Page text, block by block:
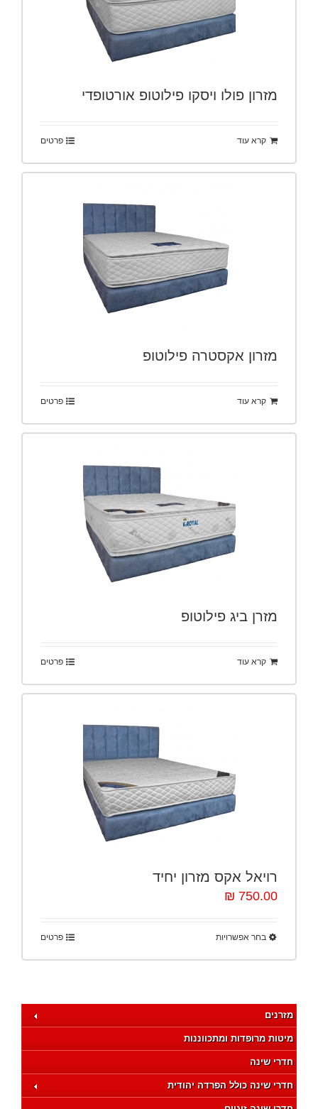
מזרון פולו ויסקו פילוטופ אורטופדי
קרא עוד פרטים
מזרון אקסטרה פילוטופ
קרא עוד פרטים
מזרן ביג פילוטופ
קרא עוד פרטים
רויאל אקס מזרון יחיד
750.00 ₪
בחר אפשרויות פרטים
מזרנים
מיטות מרופדות ומתכווננות
חדרי שינה
חדרי שינה כולל הפרדה יהודית